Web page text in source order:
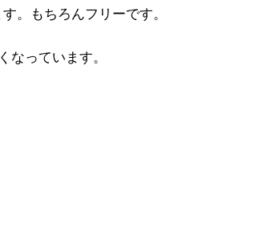
。もちろんフリーです。
なっています。